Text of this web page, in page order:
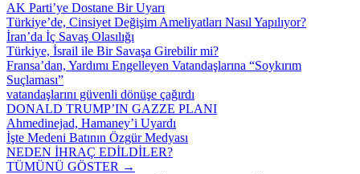
AK Parti’ye Dostane Bir Uyarı
Türkiye’de, Cinsiyet Değişim Ameliyatları Nasıl Yapılıyor?
İran’da İç Savaş Olasılığı
Türkiye, İsrail ile Bir Savaşa Girebilir mi?
Fransa’dan, Yardımı Engelleyen Vatandaşlarına “Soykırım
Suçlaması”
vatandaşlarını güvenli dönüşe çağırdı
DONALD TRUMP’IN GAZZE PLANI
Ahmedinejad, Hamaney’i Uyardı
İşte Medeni Batının Özgür Medyası
NEDEN İHRAÇ EDİLDİLER?
TÜMÜNÜ GÖSTER →